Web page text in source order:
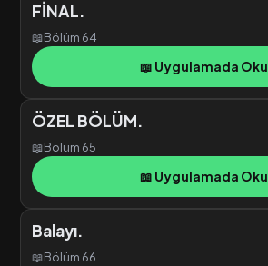
FİNAL.
📖Bölüm 64
📖 Uygulamada Oku
ÖZEL BÖLÜM.
📖Bölüm 65
📖 Uygulamada Oku
Balayı.
📖Bölüm 66